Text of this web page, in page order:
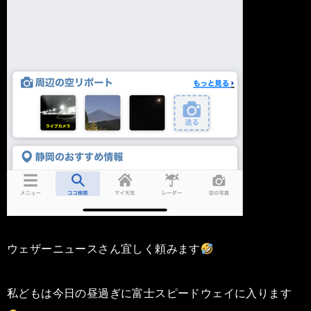
ウェザーニュースさん宜しく頼みます
私どもは今日の昼過ぎに富士スピードウェイに入ります